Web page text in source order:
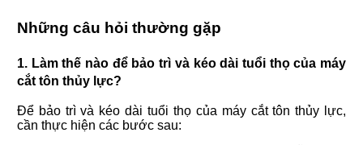
Những câu hỏi thường gặp
1. Làm thế nào để bảo trì và kéo dài tuổi thọ của máy
cắt tôn thủy lực?
Để bảo trì và kéo dài tuổi thọ của máy cắt tôn thủy lực,
cần thực hiện các bước sau: